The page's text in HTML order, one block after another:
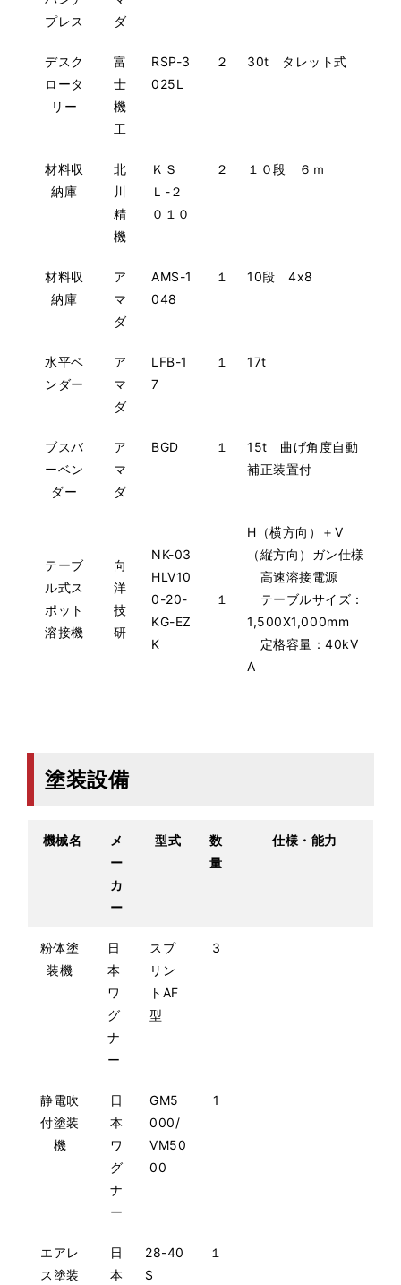
プレス
ダ
デスク
ロータ
リー
富
士
機
工
RSP-3
025L
２ 30t タレット式
材料収
納庫
北
川
精
機
ＫＳ
Ｌ-２
０１０
２ １０段 ６ｍ
材料収
納庫
ア
マ
ダ
AMS-1
048
１ 10段 4x8
水平ベ
ンダー
ア
マ
ダ
LFB-1
7
１ 17t
ブスバ
ーベン
ダー
ア
マ
ダ
BGD １
15t 曲げ角度自動
補正装置付
テーブ
ル式ス
ポット
溶接機
向
洋
技
研
NK-03
HLV10
0-20-
KG-EZ
K
１
H（横方向）＋V
（縦方向）ガン仕様
高速溶接電源
テーブルサイズ：
1,500X1,000mm
定格容量：40kV
A
塗装設備
機械名
メ
ー
カ
ー
型式
数
量
仕様・能力
粉体塗
装機
日
本
ワ
グ
ナ
ー
スプ
リン
トAF
型
3
静電吹
付塗装
機
日
本
ワ
グ
ナ
ー
GM5
000/
VM50
00
1
エアレ
ス塗装
日
本
28-40
S
１